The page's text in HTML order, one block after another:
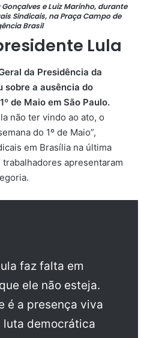
e Luiz Marinho, durante
Sindicais, na Praça Campo de
Brasil
Lula
da Presidência da
sobre a ausência do
de Maio em São Paulo.
não ter vindo ao ato, o
do 1º de Maio”,
em Brasília na última
apresentaram
faz falta em
ele não esteja.
é a presença viva
luta democrática